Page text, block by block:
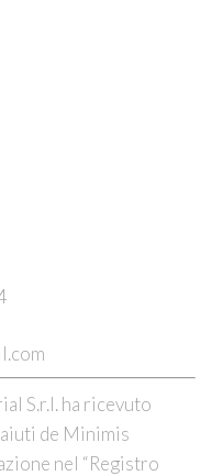
S.r.l. ha ricevuto
de Minimis
nel “Registro